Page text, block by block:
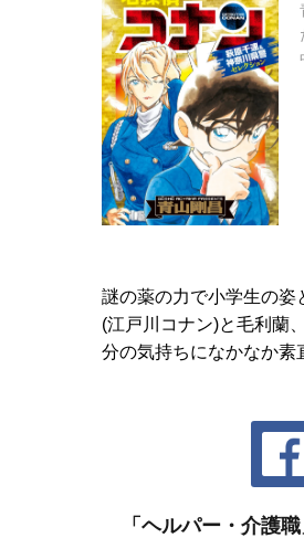
謎の薬の力で小学生の姿
(江戸川コナン)と毛利蘭
分の気持ちになかなか素
「ヘルパー・介護